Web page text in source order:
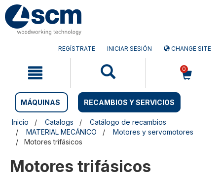
Saltar
contenido
Saltar
menú
REGÍSTRATE INICIAR SESIÓN CHANGE SITE
0
MÁQUINAS RECAMBIOS Y SERVICIOS
Inicio Catalogs
Catálogo de recambios
MATERIAL MECÁNICO
Motores y servomotores
Motores trifásicos
Motores trifásicos